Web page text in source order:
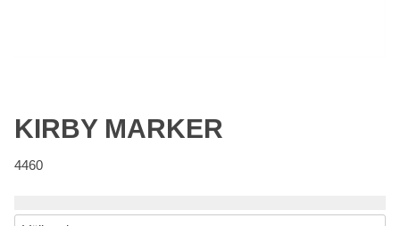
KIRBY MARKER
4460